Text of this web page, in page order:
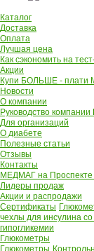
Каталог
Доставка
Оплата
Лучшая цена
Как сэкономить на
Акции
Купи БОЛЬШЕ - плати
Новости
О компании
Руководство компании
Для организаций
О диабете
Полезные статьи
Отзывы
Контакты
МЕДМАГ на
Лидеры продаж
Акции и распродажи
Сертификаты
чехлы для инсулина со
гипогликемии
Глюкометры
Глюкометры